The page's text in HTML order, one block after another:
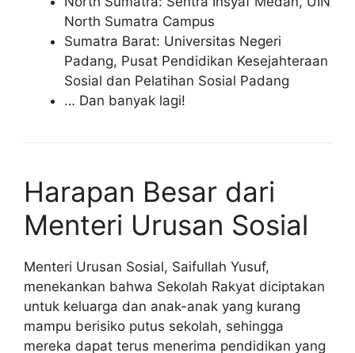
North Sumatra Campus
Sumatra Barat: Universitas Negeri
Padang, Pusat Pendidikan Kesejahteraan
Sosial dan Pelatihan Sosial Padang
… Dan banyak lagi!
Harapan Besar dari
Menteri Urusan Sosial
Menteri Urusan Sosial, Saifullah Yusuf,
menekankan bahwa Sekolah Rakyat diciptakan
untuk keluarga dan anak-anak yang kurang
mampu berisiko putus sekolah, sehingga
mereka dapat terus menerima pendidikan yang